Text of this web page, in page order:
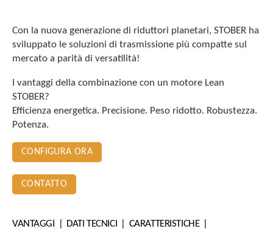
Con la nuova generazione di riduttori planetari, STOBER ha
sviluppato le soluzioni di trasmissione più compatte sul
mercato a parità di versatilità!
I vantaggi della combinazione con un motore Lean
STOBER?
Efficienza energetica. Precisione. Peso ridotto. Robustezza.
Potenza.
CONFIGURA ORA
CONTATTO
VANTAGGI DATI TECNICI
CARATTERISTICHE